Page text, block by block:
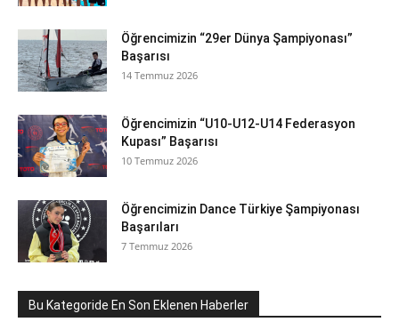
Öğrencimizin “29er Dünya Şampiyonası”
Başarısı
14 Temmuz 2026
Öğrencimizin “U10-U12-U14 Federasyon
Kupası” Başarısı
10 Temmuz 2026
Öğrencimizin Dance Türkiye Şampiyonası
Başarıları
7 Temmuz 2026
Bu Kategoride En Son Eklenen Haberler